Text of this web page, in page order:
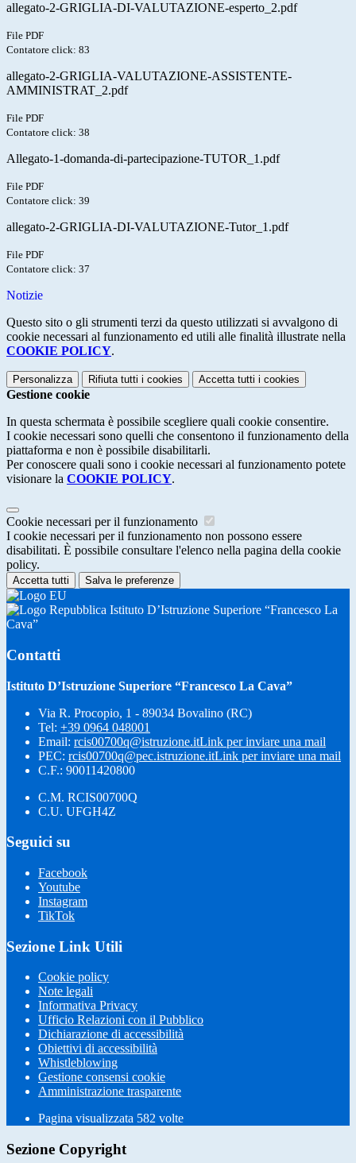
allegato-2-GRIGLIA-DI-VALUTAZIONE-esperto_2.pdf
File PDF
Contatore click: 83
allegato-2-GRIGLIA-VALUTAZIONE-ASSISTENTE-
AMMINISTRAT_2.pdf
File PDF
Contatore click: 38
Allegato-1-domanda-di-partecipazione-TUTOR_1.pdf
File PDF
Contatore click: 39
allegato-2-GRIGLIA-DI-VALUTAZIONE-Tutor_1.pdf
File PDF
Contatore click: 37
Notizie
Questo sito o gli strumenti terzi da questo utilizzati si avvalgono di
cookie necessari al funzionamento ed utili alle finalità illustrate nella
COOKIE POLICY.
Personalizza Rifiuta tutti i cookies Accetta tutti i cookies
Gestione cookie
In questa schermata è possibile scegliere quali cookie consentire.
I cookie necessari sono quelli che consentono il funzionamento della
piattaforma e non è possibile disabilitarli.
Per conoscere quali sono i cookie necessari al funzionamento potete
visionare la COOKIE POLICY.
Cookie necessari per il funzionamento
I cookie necessari per il funzionamento non possono essere
disabilitati. È possibile consultare l'elenco nella pagina della cookie
policy.
Accetta tutti Salva le preferenze
Istituto D’Istruzione Superiore “Francesco La
Cava”
Contatti
Istituto D’Istruzione Superiore “Francesco La Cava”
Via R. Procopio, 1 - 89034 Bovalino (RC)
Tel: +39 0964 048001
Email: rcis00700q@istruzione.itLink per inviare una mail
PEC: rcis00700q@pec.istruzione.itLink per inviare una mail
C.F.: 90011420800
C.M. RCIS00700Q
C.U. UFGH4Z
Seguici su
Facebook
Youtube
Instagram
TikTok
Sezione Link Utili
Cookie policy
Note legali
Informativa Privacy
Ufficio Relazioni con il Pubblico
Dichiarazione di accessibilità
Obiettivi di accessibilità
Whistleblowing
Gestione consensi cookie
Amministrazione trasparente
Pagina visualizzata 582 volte
Sezione Copyright